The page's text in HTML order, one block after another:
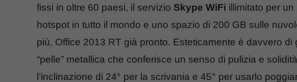
fissi in oltre 60 paesi, il servizio Skype WiFi illimitato per
hotspot in tutto il mondo e uno spazio di 200 GB sulle
più, Office 2013 RT già pronto. Esteticamente è davvero
“pelle” metallica che conferisce un senso di pulizia e
l’inclinazione di 24° per la scrivania e 45° per usarlo